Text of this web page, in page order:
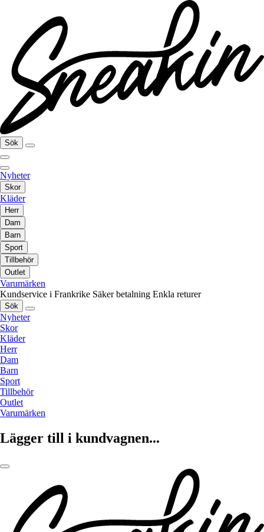
Sök
Nyheter
Skor
Kläder
Herr
Dam
Barn
Sport
Tillbehör
Outlet
Varumärken
Kundservice i Frankrike Säker betalning Enkla returer
Sök
Nyheter
Skor
Kläder
Herr
Dam
Barn
Sport
Tillbehör
Outlet
Varumärken
Lägger till i kundvagnen...